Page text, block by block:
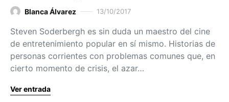
Blanca Álvarez 13/10/2017
Steven Soderbergh es sin duda un maestro del cine
de entretenimiento popular en sí mismo. Historias de
personas corrientes con problemas comunes que, en
cierto momento de crisis, el azar…
Ver entrada